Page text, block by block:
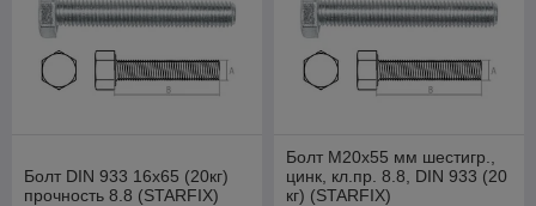
Болт DIN 933 16х65 (20кг)
прочность 8.8 (STARFIX)
Болт М20х55 мм шестигр.,
цинк, кл.пр. 8.8, DIN 933 (20
кг) (STARFIX)